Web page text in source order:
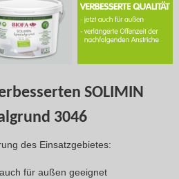
SOLIMIN
3046
des Einsatzgebietes:
für außen geeignet